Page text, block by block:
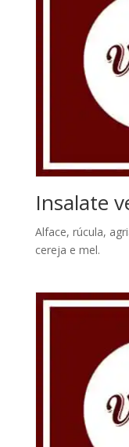
Insalate
Alface, rúcula,
cereja e mel.